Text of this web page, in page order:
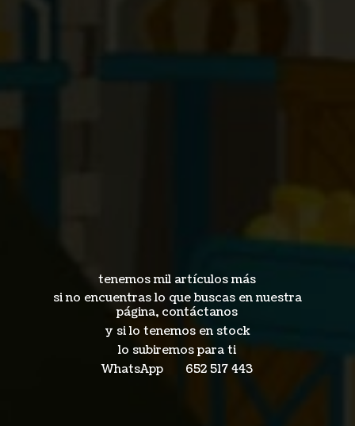
tenemos mil artículos más
si no encuentras lo que buscas en nuestra
página, contáctanos
y si lo tenemos en stock
lo subiremos para ti
WhatsApp 652517 443